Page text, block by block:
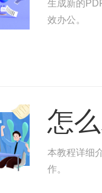
生成新的
效办公。
怎
本教程详细
作。